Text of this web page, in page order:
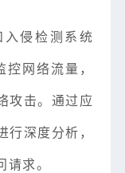
入侵检测系统
控网络流量，
攻击。通过应
行深度分析，
请求。